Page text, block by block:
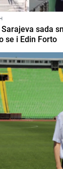
sada
se i Edin Forto